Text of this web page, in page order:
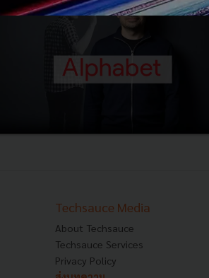
Techsauce Media
About Techsauce
Techsauce Services
Privacy Policy